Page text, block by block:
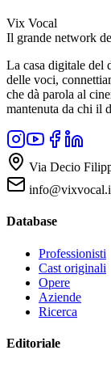
Vix Vocal
Il grande network
La casa digitale del
delle voci,
che dà parola al
mantenuta da chi il
Via Decio
Database
Professionisti
Cast originali
Opere
Aziende
Ricerca
Editoriale